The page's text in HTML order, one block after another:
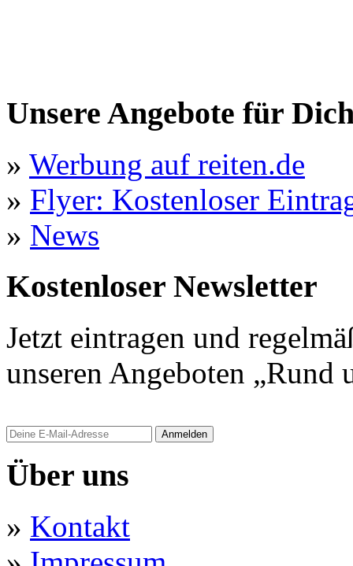
Unsere Angebote für
» Werbung auf reiten.de
» Flyer: Kostenloser
» News
Kostenloser Newsletter
Jetzt eintragen und
unseren Angeboten „Rund
Anmelden
Über uns
» Kontakt